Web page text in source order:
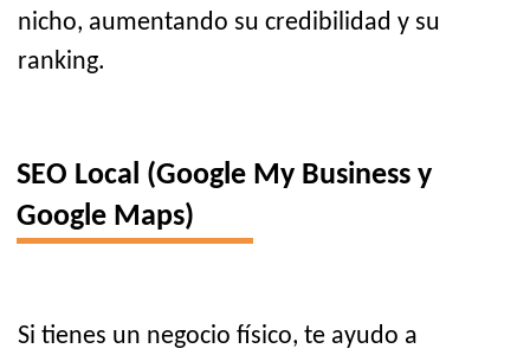
nicho, aumentando su credibilidad y su
ranking.
SEO Local (Google My Business y
Google Maps)
Si tienes un negocio físico, te ayudo a